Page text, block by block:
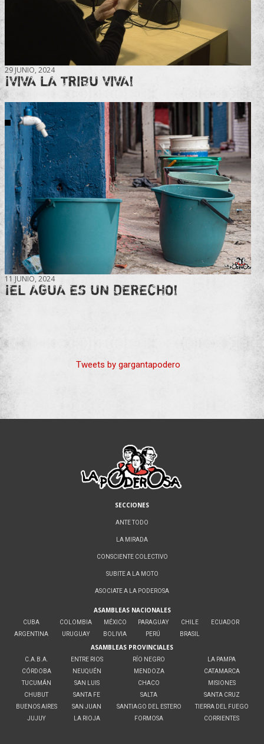
29 JUNIO, 2024
¡VIVA LA TRIBU VIVA!
11 JUNIO, 2024
¡EL AGUA ES UN DERECHO!
Tweets by gargantapodero
SECCIONES
ANTE TODO
LA MIRADA
CONSCIENTE COLECTIVO
SUBITE A LA MOTO
ASOCIATE A LA PODEROSA
ASAMBLEAS NACIONALES
CUBA
ARGENTINA
COLOMBIA
URUGUAY
MÉXICO
BOLIVIA
PARAGUAY
PERÚ
CHILE
BRASIL
ECUADOR
ASAMBLEAS PROVINCIALES
C.A.B.A.
CÓRDOBA
TUCUMÁN
CHUBUT
BUENOS AIRES
JUJUY
ENTRE RIOS
NEUQUÉN
SAN LUIS
SANTA FE
SAN JUAN
LA RIOJA
RÍO NEGRO
MENDOZA
CHACO
SALTA
SANTIAGO DEL ESTERO
FORMOSA
LA PAMPA
CATAMARCA
MISIONES
SANTA CRUZ
TIERRA DEL FUEGO
CORRIENTES